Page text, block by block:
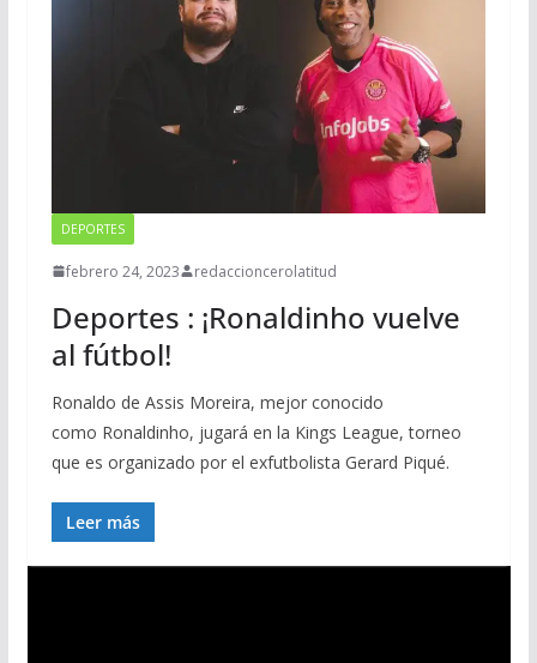
DEPORTES
febrero 24, 2023 redaccioncerolatitud
Deportes : ¡Ronaldinho vuelve
al fútbol!
Ronaldo de Assis Moreira, mejor conocido
como Ronaldinho, jugará en la Kings League, torneo
que es organizado por el exfutbolista Gerard Piqué.
Leer más